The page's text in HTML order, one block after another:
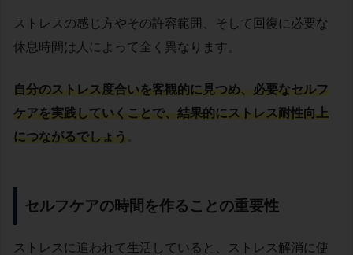
ストレスの感じ方やその許容範囲、そして回復に必要な
休息時間は人によって全く異なります。
自分のストレス度合いを客観的に見つめ、必要なセルフ
ケアを実践していくことで、結果的にストレス耐性向上
につながるでしょう 。
セルフケアの時間を作ることの重要性
ストレスに追われて生活していると、ストレス解消に使